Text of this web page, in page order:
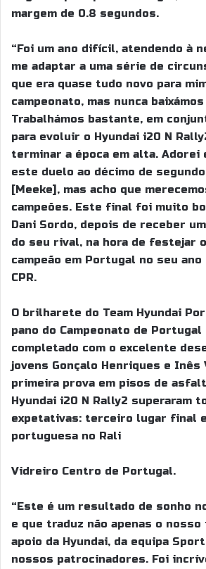
margem de 0.8 segundos.
“Foi um ano difícil, atendendo à
me adaptar a uma série de
que era quase tudo novo para
campeonato, mas nunca
Trabalhámos bastante, em
para evoluir o Hyundai i20 N
terminar a época em alta. Adorei
este duelo ao décimo de
[Meeke], mas acho que
campeões. Este final foi muito
Dani Sordo, depois de receber
do seu rival, na hora de festejar
campeão em Portugal no seu
CPR.
O brilharete do Team Hyundai
pano do Campeonato de
completado com o excelente
jovens Gonçalo Henriques e Inês
primeira prova em pisos de
Hyundai i20 N Rally2 superaram
expetativas: terceiro lugar final
portuguesa no Rali
Vidreiro Centro de Portugal.
“Este é um resultado de sonho
e que traduz não apenas o nosso
apoio da Hyundai, da equipa
nossos patrocinadores. Foi